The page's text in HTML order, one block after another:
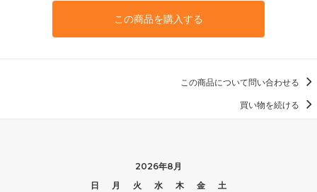
この商品を購入する
この商品について問い合わせる
買い物を続ける
2026年8月
日
月 火 水 木 金
土